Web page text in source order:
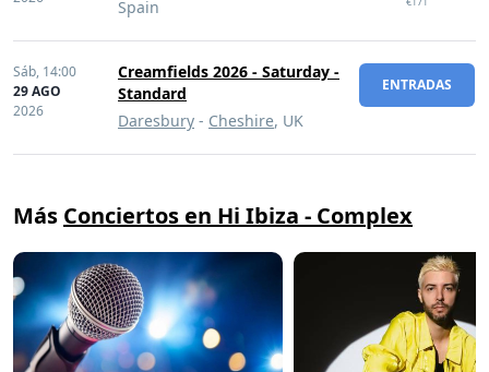
Spain
Sáb, 14:00
29 AGO
2026
Creamfields 2026 - Saturday -
Standard
Daresbury - Cheshire, UK
ENTRADAS
Más Conciertos en Hi Ibiza - Complex